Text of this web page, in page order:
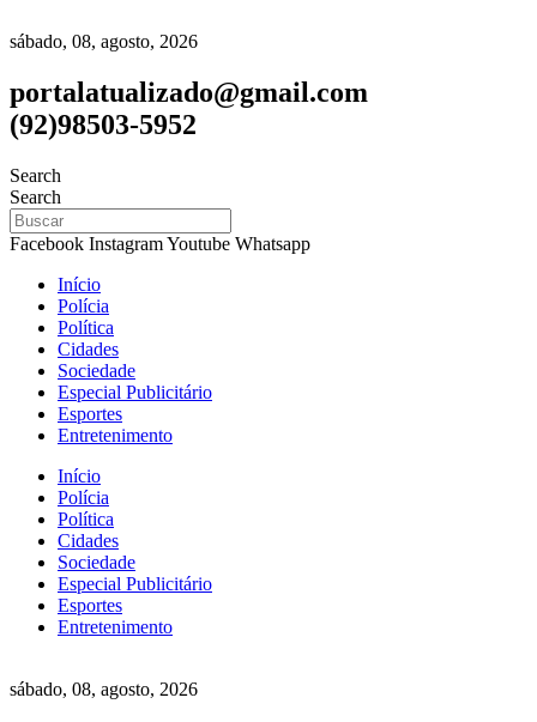
sábado, 08, agosto, 2026
portalatualizado@gmail.com
(92)98503-5952
Search
Search
Facebook InstagramYoutube Whatsapp
Início
Polícia
Política
Cidades
Sociedade
Especial Publicitário
Esportes
Entretenimento
Início
Polícia
Política
Cidades
Sociedade
Especial Publicitário
Esportes
Entretenimento
sábado, 08, agosto, 2026